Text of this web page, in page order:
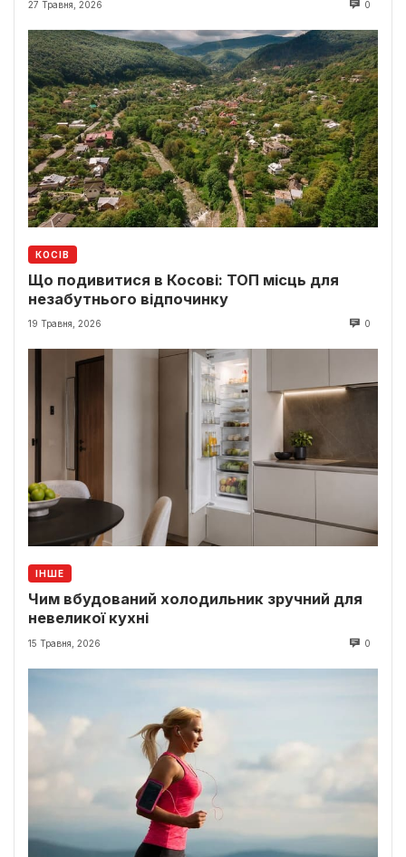
27 Травня, 2026 0
КОСІВ
Що подивитися в Косові: ТОП місць для
незабутнього відпочинку
19 Травня, 2026 0
ІНШЕ
Чим вбудований холодильник зручний для
невеликої кухні
15 Травня, 2026 0